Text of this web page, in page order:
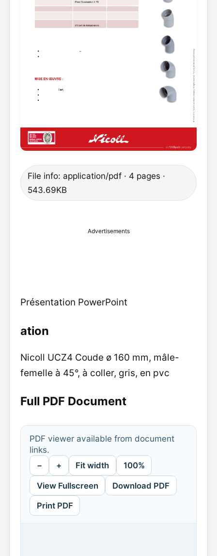
File info: application/pdf · 4 pages ·
543.69KB
Advertisements
Présentation PowerPoint
ation
Nicoll UCZ4 Coude ø 160 mm, mâle-
femelle à 45°, à coller, gris, en pvc
Full PDF Document
PDF viewer available from document
links.
− + Fit width 100%
View Fullscreen Download PDF
Print PDF